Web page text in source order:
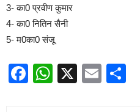
3- का0 प्रवीण कुमार
4- का0 नितिन सैनी
5- म0का0 संजू
Facebook
WhatsApp
X Email